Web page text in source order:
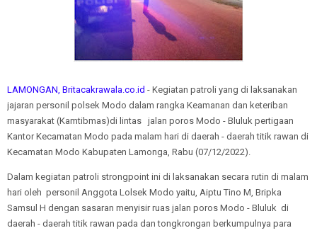
LAMONGAN, Britacakrawala.co.id - Kegiatan patroli yang di laksanakan
jajaran personil polsek Modo dalam rangka Keamanan dan keteriban
masyarakat (Kamtibmas)di lintas jalan poros Modo - Bluluk pertigaan
Kantor Kecamatan Modo pada malam hari di daerah - daerah titik rawan di
Kecamatan Modo Kabupaten Lamonga, Rabu (07/12/2022).
Dalam kegiatan patroli strongpoint ini di laksanakan secara rutin di malam
hari oleh personil Anggota Lolsek Modo yaitu, Aiptu Tino M, Bripka
Samsul H dengan sasaran menyisir ruas jalan poros Modo - Bluluk di
daerah - daerah titik rawan pada dan tongkrongan berkumpulnya para